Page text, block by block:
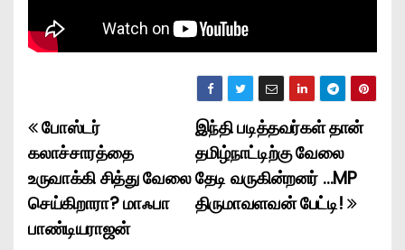
P
o
s
இந்தி படித்தவர்கள் தான்
தமிழ்நாட்டிற்கு வேலை
தேடி வருகின்றனர் …MP
திருமாவளவன் பேட்டி!
போஸ்டர்
கலாச்சாரத்தை
உருவாக்கி சித்து வேலை
செய்கிறாரா? மாஃபா
பாண்டியராஜன்